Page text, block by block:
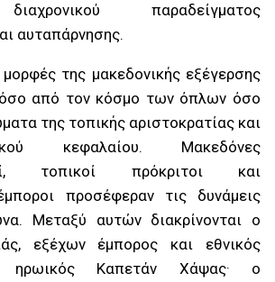
παραδείγματος
αυταπάρνησης.
της μακεδονικής εξέγερσης
από τον κόσμο των όπλων όσο
της τοπικής αριστοκρατίας και
κεφαλαίου. Μακεδόνες
τοπικοί πρόκριτοι και
προσέφεραν τις δυνάμεις
Μεταξύ αυτών διακρίνονται ο
εξέχων έμπορος και εθνικός
ηρωικός Καπετάν Χάψας· ο